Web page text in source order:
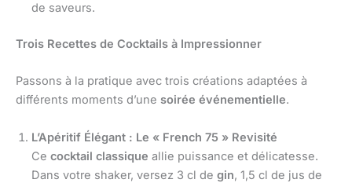
de saveurs.
Trois Recettes de Cocktails à Impressionner
Passons à la pratique avec trois créations adaptées à
différents moments d’une soirée événementielle.
L’Apéritif Élégant : Le « French 75 » Revisité
Ce cocktail classique allie puissance et délicatesse.
Dans votre shaker, versez 3 cl de gin, 1,5 cl de jus de